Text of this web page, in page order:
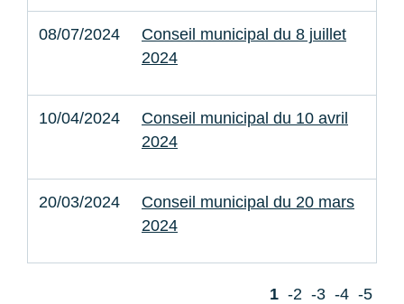
08/07/2024
Conseil municipal du 8 juillet
2024
10/04/2024
Conseil municipal du 10 avril
2024
20/03/2024
Conseil municipal du 20 mars
2024
1 -2 -3 -4 -5